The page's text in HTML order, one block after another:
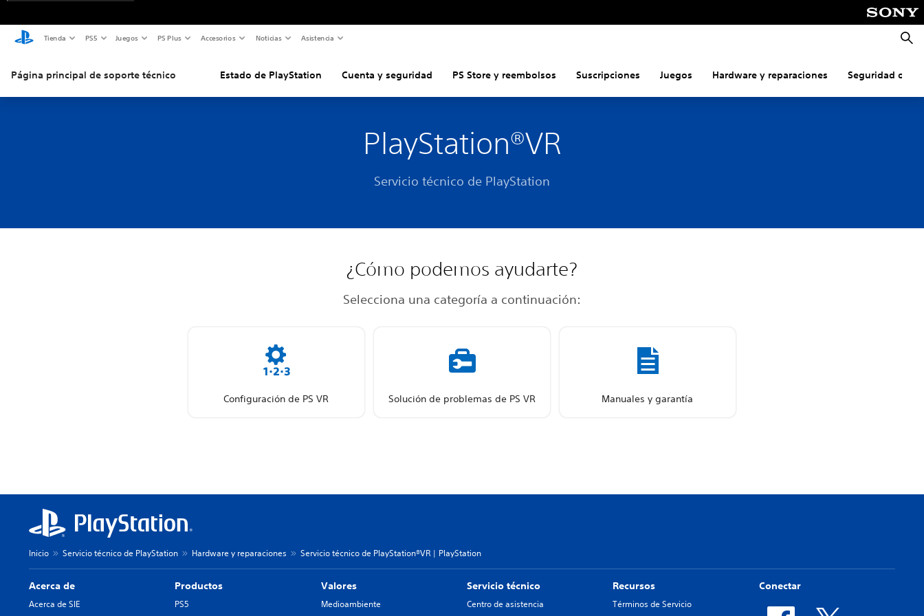
Tienda PS5 Juegos PS Plus Accesorios Noticias Asistencia
Página principal de soporte técnico Estado de PlayStation Cuenta y seguridad PS Store y reembolsos Suscripciones Juegos Hardware y reparaciones Seguridad
PlayStation®VR
Servicio técnico de PlayStation
¿Cómo podemos ayudarte?
Selecciona una categoría a continuación:
Configuración de PS VR Solución de problemas de PS VR Manuales y garantía
Inicio Servicio técnico de PlayStation Hardware y reparaciones Servicio técnico de PlayStation®VR | PlayStation
Acerca de
Acerca de SIE
Productos
PS5
Valores
Medioambiente
Servicio técnico
Centro de asistencia
Recursos
Términos de Servicio
Conectar